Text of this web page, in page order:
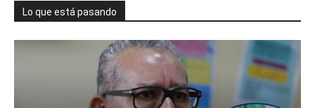
Lo que está pasando